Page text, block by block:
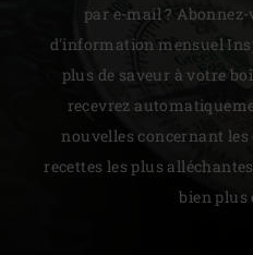
par e-mail ?
d'information mensuel
plus de saveur à votre
recevrez
nouvelles concernant les
recettes les plus
bien plus